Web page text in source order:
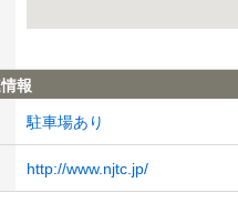
報
駐車場あり
http://www.njtc.jp/